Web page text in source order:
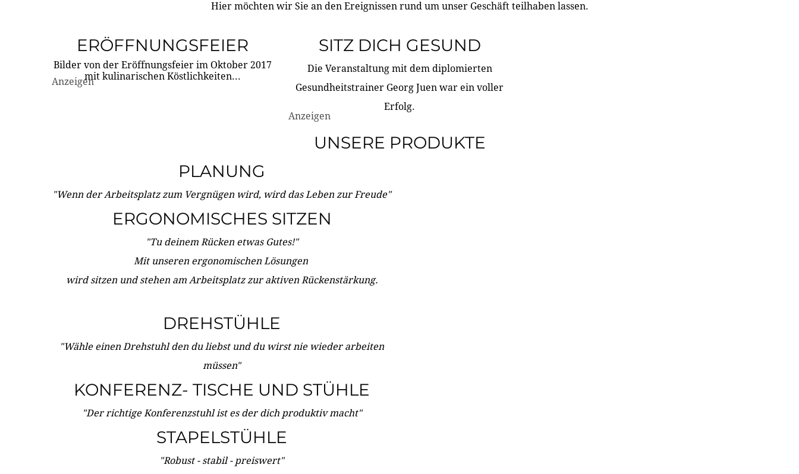
Hier möchten wir Sie an den Ereignissen rund um unser Geschäft teilhaben lassen.
ERÖFFNUNGSFEIER
Bilder von der Eröffnungsfeier im Oktober 2017
mit kulinarischen Köstlichkeiten...
Anzeigen
SITZ DICH GESUND
Die Veranstaltung mit dem diplomierten
Gesundheitstrainer Georg Juen war ein voller
Erfolg.
Anzeigen
UNSERE PRODUKTE
PLANUNG
"Wenn der Arbeitsplatz zum Vergnügen wird, wird das Leben zur Freude"
ERGONOMISCHES SITZEN
"Tu deinem Rücken etwas Gutes!"
Mit unseren ergonomischen Lösungen
wird sitzen und stehen am Arbeitsplatz zur aktiven Rückenstärkung.
DREHSTÜHLE
"Wähle einen Drehstuhl den du liebst und du wirst nie wieder arbeiten
müssen"
KONFERENZ- TISCHE UND STÜHLE
"Der richtige Konferenzstuhl ist es der dich produktiv macht"
STAPELSTÜHLE
"Robust - stabil - preiswert"